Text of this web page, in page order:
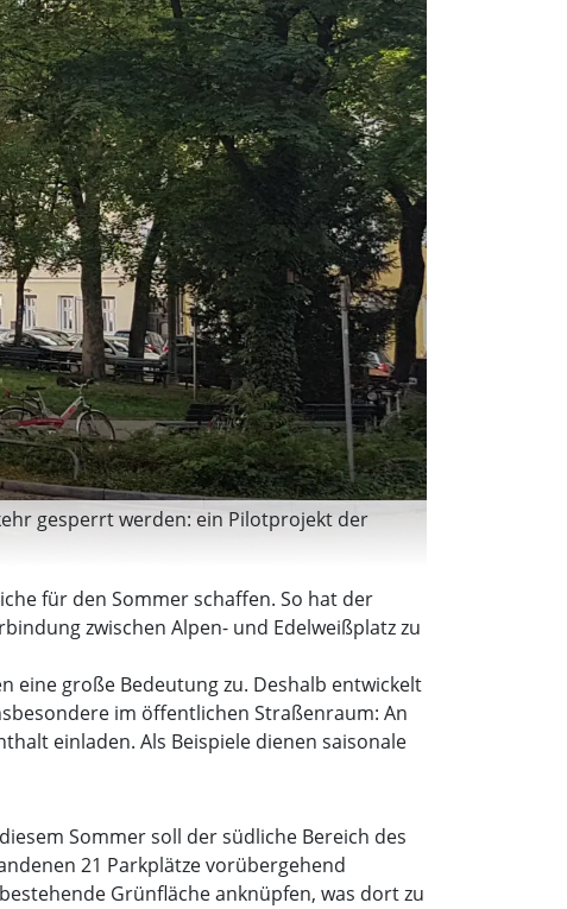
gesperrt werden: ein Pilotprojekt der
für den Sommer schaffen. So hat der
zwischen Alpen- und Edelweißplatz zu
eine große Bedeutung zu. Deshalb entwickelt
im öffentlichen Straßenraum: An
einladen. Als Beispiele dienen saisonale
Sommer soll der südliche Bereich des
21 Parkplätze vorübergehend
Grünfläche anknüpfen, was dort zu